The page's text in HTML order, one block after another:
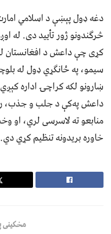
دغه ډول پېښې د اسلامي
څرګندونو ژور تأیید دی. له
کړی چې داعش د افغانستان
سیمو، په ځانګړي ډول له
ښارونو لکه کراچۍ اداره
داعش په‌کې د جلب و جذب،
منابعو ته لاسرسی لري، او
خاوره بریدونه تنظیم کړي دي.